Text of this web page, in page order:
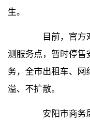
生。
目前，官方对
测服务点，暂时停售
务，全市出租车、网
溢、不扩散。
安阳市商务局